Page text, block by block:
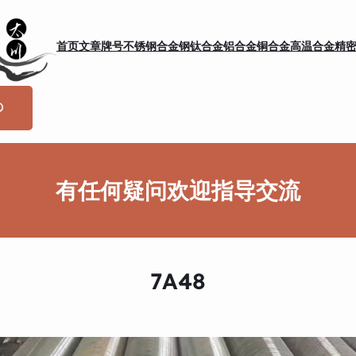
首页文章牌号不锈钢合金钢钛合金铝合金铜合金高温合金精
有任何疑问欢迎指导交流
7A48